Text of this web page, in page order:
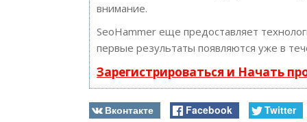
внимание.
SeoHammer еще предоставляет
первые результаты появляются уже в
Зарегистрироваться и Начать
Вконтакте Facebook
Twitter